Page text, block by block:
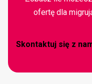
ofertę dla
Skontaktuj się z